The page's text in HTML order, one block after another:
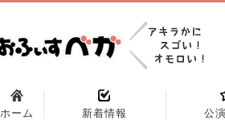
ホーム 新着情報 公